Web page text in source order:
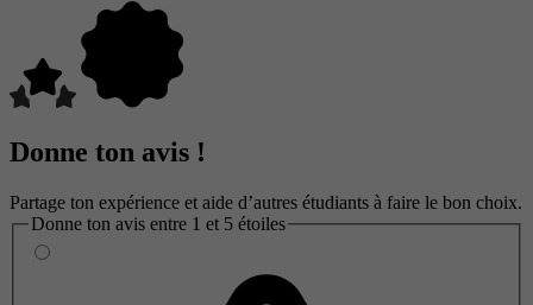
Donne ton avis !
Partage ton expérience et aide d’autres étudiants à faire le bon choix.
Donne ton avis entre 1 et 5 étoiles